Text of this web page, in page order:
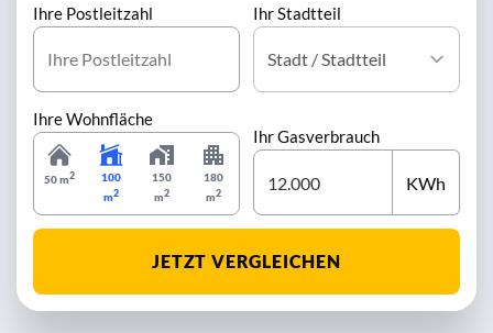
Ihre Postleitzahl Ihr Stadtteil
Ihre Wohnfläche
50 m2
100
m2
150
m2
180
m2
Ihr Gasverbrauch
KWh
JETZT VERGLEICHEN